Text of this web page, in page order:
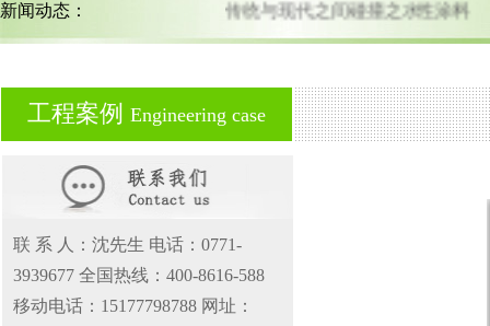
新闻动态： 传统与现代之间碰撞之水性涂料
工程案例 Engineering case
联 系 人：沈先生 电话：0771-
3939677 全国热线：400-8616-588
移动电话：15177798788 网址：